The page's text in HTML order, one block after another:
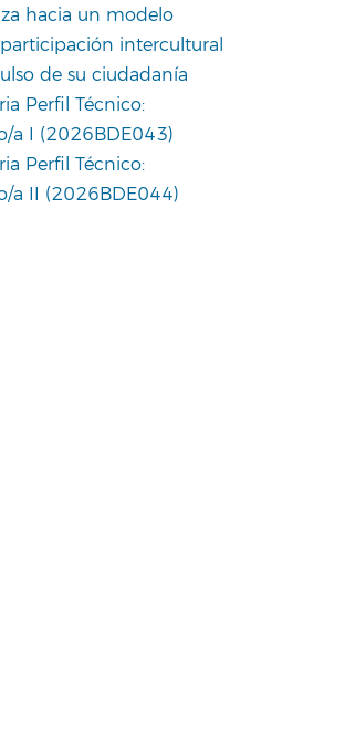
hacia un modelo
intercultural
de su ciudadanía
Perfil Técnico:
a I (2026BDE043)
Perfil Técnico:
a II (2026BDE044)